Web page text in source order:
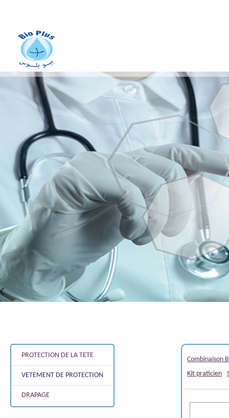
fabrication des dispositifs
médicaux
PROTECTION DE LA TETE
VETEMENT DE PROTECTION
DRAPAGE
Combinaison
Kit praticien